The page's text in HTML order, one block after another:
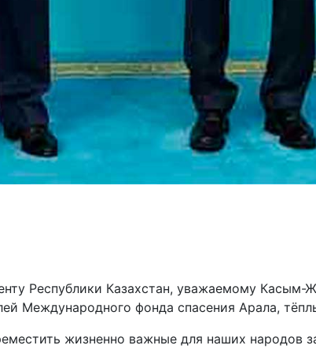
Республики Казахстан, уважаемому
Международного фонда спасения Арала,
жизненно важные для наших народов